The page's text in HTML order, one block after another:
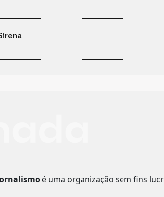
é uma organização sem fins